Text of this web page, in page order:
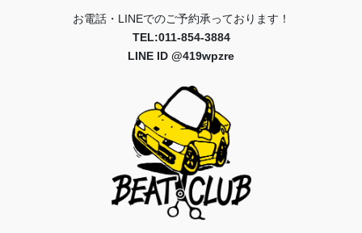
お電話・LINEでのご予約承っております！
TEL:011-854-3884
LINE ID @419wpzre